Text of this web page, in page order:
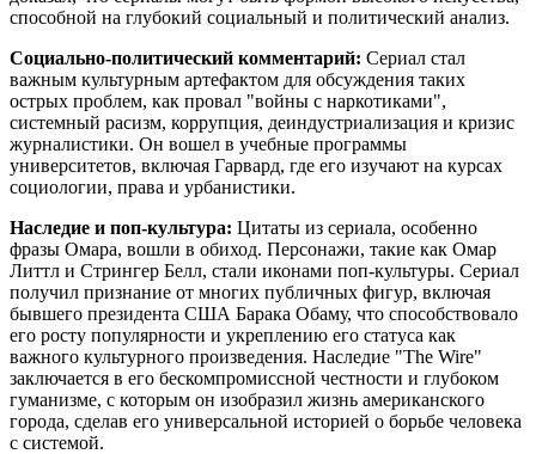
способной на глубокий социальный и политический анализ.
Социально-политический комментарий: Сериал стал
важным культурным артефактом для обсуждения таких
острых проблем, как провал "войны с наркотиками",
системный расизм, коррупция, деиндустриализация и кризис
журналистики. Он вошел в учебные программы
университетов, включая Гарвард, где его изучают на курсах
социологии, права и урбанистики.
Наследие и поп-культура: Цитаты из сериала, особенно
фразы Омара, вошли в обиход. Персонажи, такие как Омар
Литтл и Стрингер Белл, стали иконами поп-культуры. Сериал
получил признание от многих публичных фигур, включая
бывшего президента США Барака Обаму, что способствовало
его росту популярности и укреплению его статуса как
важного культурного произведения. Наследие "The Wire"
заключается в его бескомпромиссной честности и глубоком
гуманизме, с которым он изобразил жизнь американского
города, сделав его универсальной историей о борьбе человека
с системой.